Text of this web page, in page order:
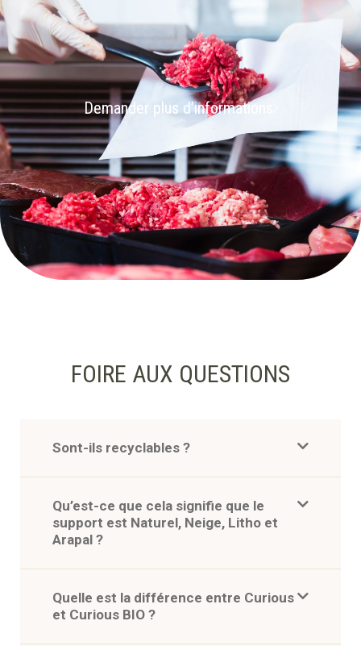
Demander plus d’informations
FOIRE AUX QUESTIONS
Sont-ils recyclables ?
Qu’est-ce que cela signifie que le
support est Naturel, Neige, Litho et
Arapal ?
Quelle est la différence entre Curious
et Curious BIO ?